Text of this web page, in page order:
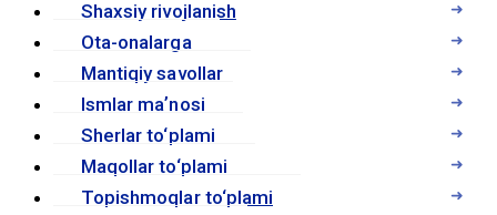
Shaxsiy rivojlanish
Ota-onalarga
Mantiqiy savollar
Ismlar maʼnosi
Sherlar to‘plami
Maqollar to‘plami
Topishmoqlar to‘plami